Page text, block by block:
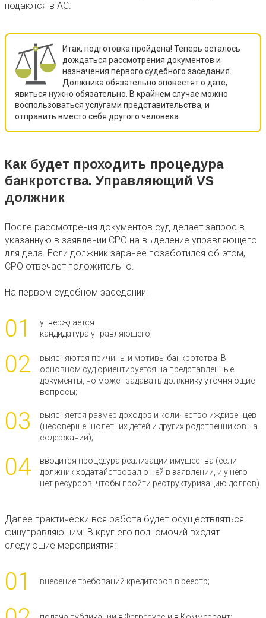
подаются в АС.
Итак, подготовка пройдена! Теперь осталось
дождаться рассмотрения документов и
назначения первого судебного заседания.
Должника обязательно оповестят о дате,
явиться нужно обязательно. В крайнем случае можно
воспользоваться услугами представительства, и
отправить вместо себя другого человека.
Как будет проходить процедура
банкротства. Управляющий VS
должник
После рассмотрения документов суд делает запрос в
указанную в заявлении СРО на выделение управляющего
для дела. Если должник заранее позаботился об этом,
СРО отвечает положительно.
На первом судебном заседании:
01
утверждается
кандидатура управляющего;
02
выясняются причины и мотивы банкротства. В
основном суд ориентируется на представленные
документы, но может задавать должнику уточняющие
вопросы;
03
выясняется размер доходов и количество иждивенцев
(несовершеннолетних детей и других родственников на
содержании);
04
вводится процедура реализации имущества (если
должник ходатайствовал о ней в заявлении, и у него
нет ресурсов, чтобы пройти реструктуризацию долгов).
Далее практически вся работа будет осуществляться
финуправляющим. В круг его полномочий входят
следующие мероприятия:
01 внесение требований кредиторов в реестр;